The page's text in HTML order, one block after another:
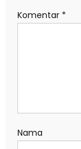
Komentar *
Nama